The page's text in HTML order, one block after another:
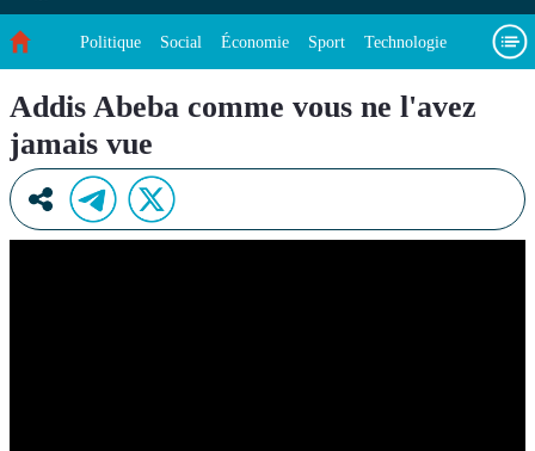
Politique Social Économie Sport Technologie
Addis Abeba comme vous ne l'avez
jamais vue